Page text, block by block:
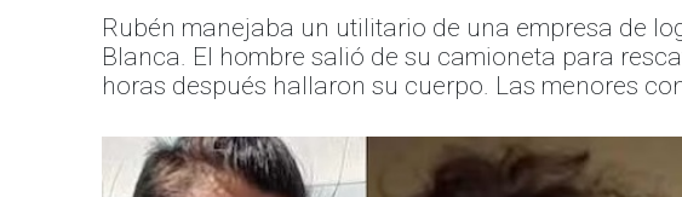
Rubén manejaba un utilitario de una empresa de
Blanca. El hombre salió de su camioneta para
horas después hallaron su cuerpo. Las menores